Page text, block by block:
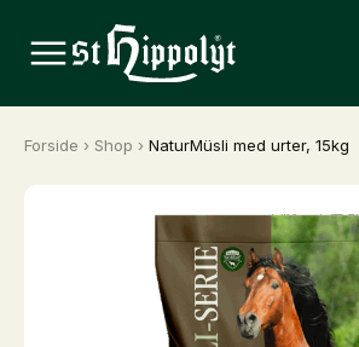
Forside › Shop › NaturMüsli med urter, 15kg